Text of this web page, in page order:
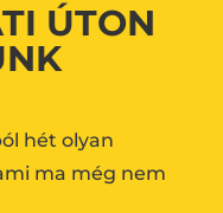
ÚTON
hét olyan
ma még nem